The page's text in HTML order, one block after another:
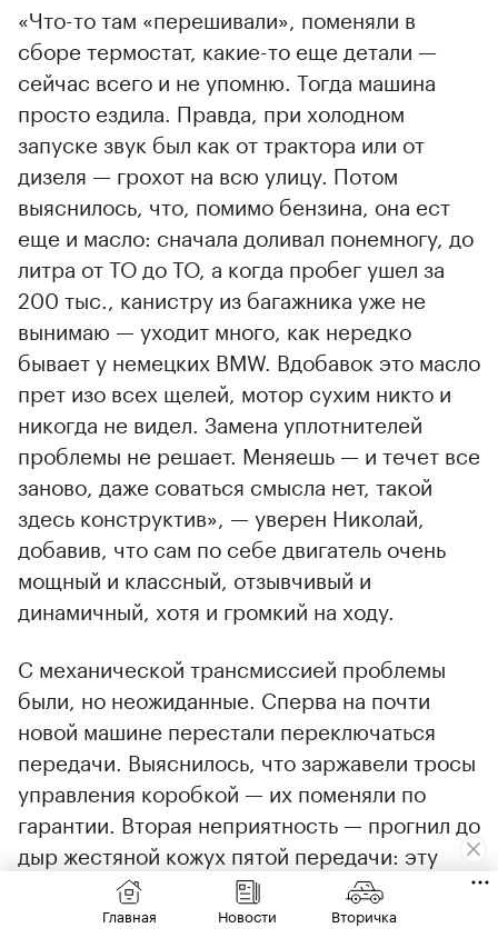
«Что-то там «перешивали», поменяли в
сборе термостат, какие-то еще детали —
сейчас всего и не упомню. Тогда машина
просто ездила. Правда, при холодном
запуске звук был как от трактора или от
дизеля — грохот на всю улицу. Потом
выяснилось, что, помимо бензина, она ест
еще и масло: сначала доливал понемногу, до
литра от ТО до ТО, а когда пробег ушел за
200 тыс., канистру из багажника уже не
вынимаю — уходит много, как нередко
бывает у немецких BMW. Вдобавок это масло
прет изо всех щелей, мотор сухим никто и
никогда не видел. Замена уплотнителей
проблемы не решает. Меняешь — и течет все
заново, даже соваться смысла нет, такой
здесь конструктив», — уверен Николай,
добавив, что сам по себе двигатель очень
мощный и классный, отзывчивый и
динамичный, хотя и громкий на ходу.
С механической трансмиссией проблемы
были, но неожиданные. Сперва на почти
новой машине перестали переключаться
передачи. Выяснилось, что заржавели тросы
управления коробкой — их поменяли по
гарантии. Вторая неприятность — прогнил до
дыр жестяной кожух пятой передачи: эту
деталь пришлось восстанавливать и красить.
В остальном, со слов владельца, изредка
Главная Новости Вторичка